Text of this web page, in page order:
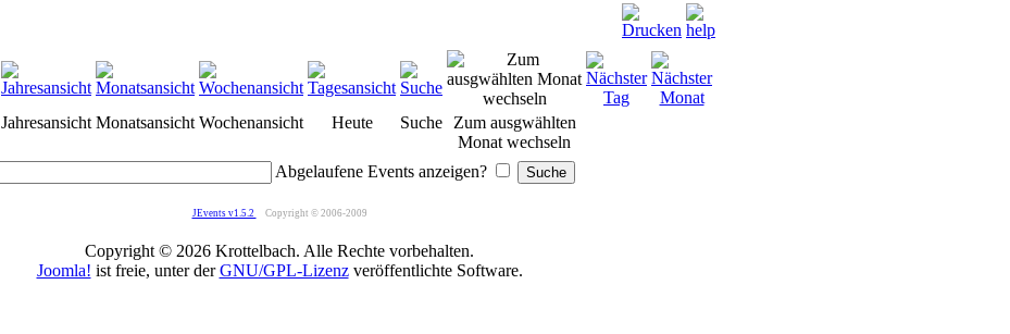
Jahresansicht Monatsansicht Wochenansicht Heute Suche
Zum ausgwählten
Monat wechseln
Abgelaufene Events anzeigen?
JEvents v1.5.2 Copyright © 2006-2009
Copyright © 2026 Krottelbach. Alle Rechte vorbehalten.
Joomla! ist freie, unter derGNU/GPL-Lizenzveröffentlichte Software.